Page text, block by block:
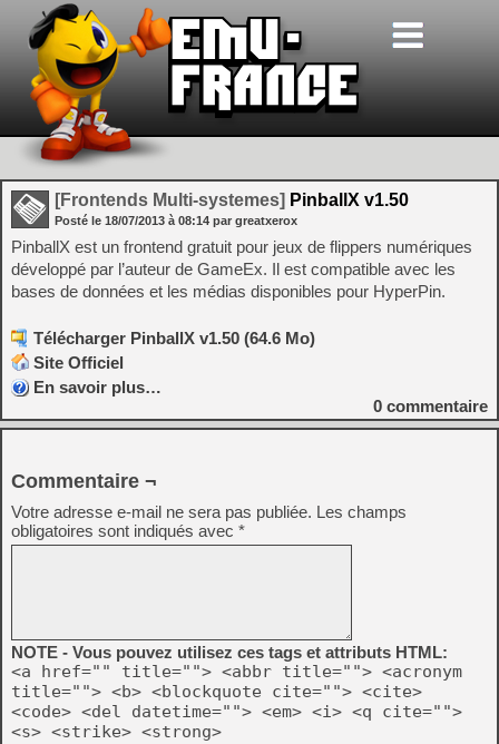
[Frontends Multi-systemes] PinballX v1.50
Posté le 18/07/2013 à 08:14 par greatxerox
PinballX est un frontend gratuit pour jeux de flippers numériques
développé par l’auteur de GameEx. Il est compatible avec les
bases de données et les médias disponibles pour HyperPin.
Télécharger PinballX v1.50 (64.6 Mo)
Site Officiel
En savoir plus…
0 commentaire
Commentaire ¬
Votre adresse e-mail ne sera pas publiée. Les champs
obligatoires sont indiqués avec *
NOTE - Vous pouvez utilisez ces tags et attributs HTML:
<a href="" title=""> <abbr title=""> <acronym
title=""> <b> <blockquote cite=""> <cite>
<code> <del datetime=""> <em> <i> <q cite="">
<s> <strike> <strong>